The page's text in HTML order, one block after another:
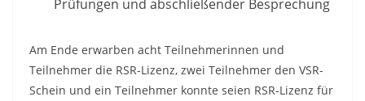
Prüfungen und abschließender Besprechung
Am Ende erwarben acht Teilnehmerinnen und
Teilnehmer die RSR-Lizenz, zwei Teilnehmer den VSR-
Schein und ein Teilnehmer konnte seien RSR-Lizenz für